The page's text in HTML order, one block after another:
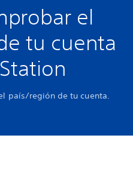
el
tu cuenta
país/región de tu cuenta.